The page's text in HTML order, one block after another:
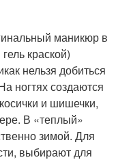
маникюр в
краской)
нельзя добиться
ногтях создаются
и шишечки,
В «теплый»
зимой. Для
выбирают для